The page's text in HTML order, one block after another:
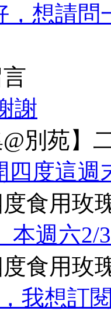
，想請問
謝
@別苑】
四度這週
食用玫
本週六2/
食用玫
我想訂